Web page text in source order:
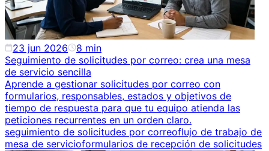
23 jun 2026 8 min
Seguimiento de solicitudes por correo: crea una mesa
de servicio sencilla
Aprende a gestionar solicitudes por correo con
formularios, responsables, estados y objetivos de
tiempo de respuesta para que tu equipo atienda las
peticiones recurrentes en un orden claro.
seguimiento de solicitudes por correoflujo de trabajo de
mesa de servicioformularios de recepción de solicitudes